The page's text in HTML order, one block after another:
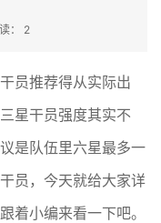
： 2
员推荐得从实际出
星干员强度其实不
是队伍里六星最多一
员，今天就给大家详
着小编来看一下吧。